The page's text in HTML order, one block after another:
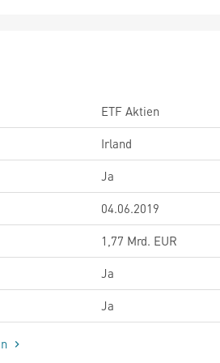
ETF Aktien
Irland
Ja
04.06.2019
1,77 Mrd. EUR
Ja
Ja